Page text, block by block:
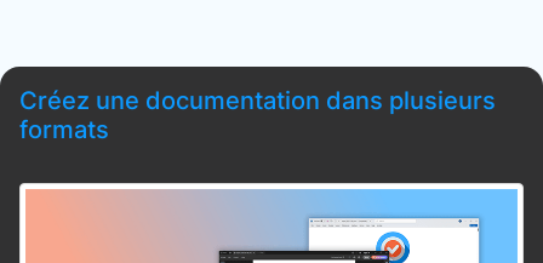
Créez une documentation dans plusieurs
formats